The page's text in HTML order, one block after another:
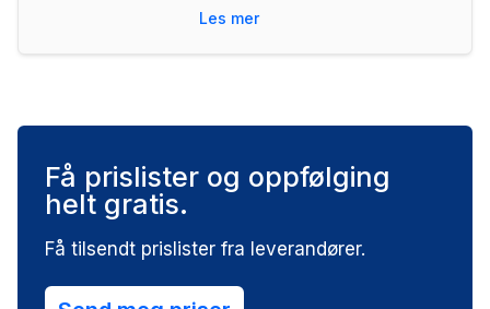
Les mer
Få prislister og oppfølging
helt gratis.
Få tilsendt prislister fra leverandører.